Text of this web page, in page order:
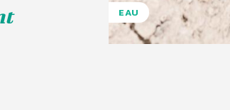
EAU